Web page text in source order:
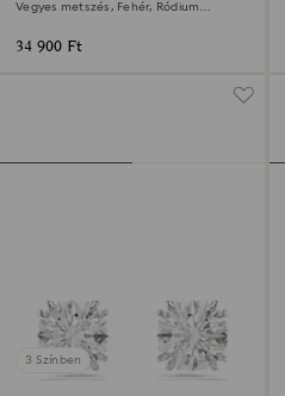
Vegyes metszés, Fehér, Ródium
34 900 Ft
3 Színben